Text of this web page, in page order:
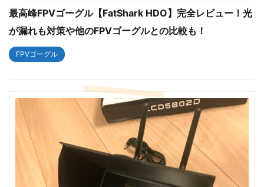
最高峰FPVゴーグル【FatShark HDO】完全レビュー！光
が漏れも対策や他のFPVゴーグルとの比較も！
FPVゴーグル